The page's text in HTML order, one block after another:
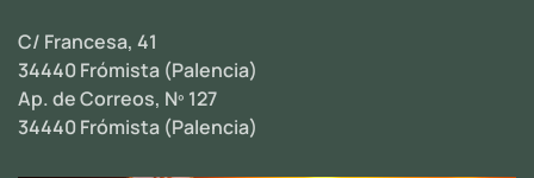
C/ Francesa, 41
34440 Frómista (Palencia)
Ap. de Correos, Nº 127
34440 Frómista (Palencia)